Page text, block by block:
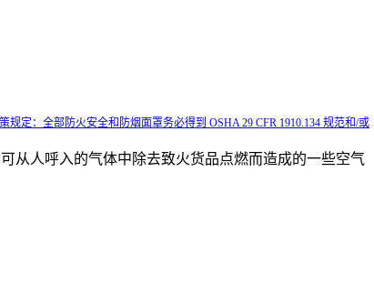
规定：全部防火安全和防烟面罩务必得到 OSHA 29 CFR 1910.134 规范和/或
从人呼入的气体中除去致火货品点燃而造成的一些空气